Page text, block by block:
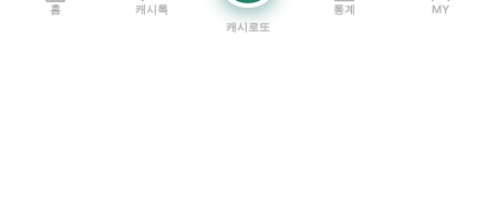
홈 캐시톡
캐시로또
통계 MY